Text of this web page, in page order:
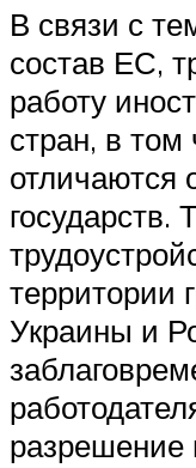
В связи с
состав ЕС,
работу
стран, в
отличаются
государств.
территории
Украины и
разрешение